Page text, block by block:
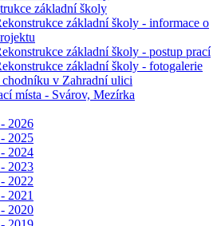
základní školy
základní školy - informace o
základní školy - postup prací
základní školy - fotogalerie
chodníku v Zahradní ulici
místa - Svárov, Mezírka
2026
2025
2024
2023
2022
2021
2020